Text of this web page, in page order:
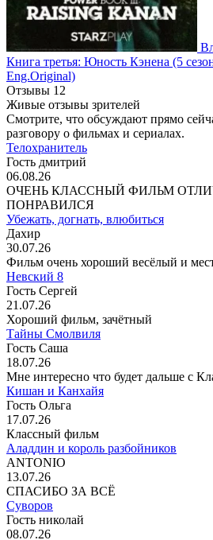
Книга третья: Юность Кэнена (5
Eng.Original)
Отзывы 12
Живые отзывы зрителей
Смотрите, что обсуждают прямо
разговору о фильмах и сериалах.
Телохранитель
Гость дмитрий
06.08.26
ОЧЕНЬ КЛАССНЫЙ ФИЛЬМ
ПОНРАВИЛСЯ
Убежать, догнать, влюбиться
Дахир
30.07.26
Фильм очень хороший весёлый и
Невский 8
Гость Сергей
21.07.26
Хороший фильм, зачётный
Тайны Смолвиля
Гость Саша
18.07.26
Мне интересно что будет дальше с
Кишан и Канхайя
Гость Ольга
17.07.26
Классный фильм
Аладдин и король разбойников
ANTONIO
13.07.26
СПАСИБО ЗА ВСЁ
Суворов
Гость николай
08.07.26